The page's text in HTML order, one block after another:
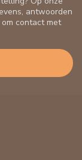
antwoorden
contact met